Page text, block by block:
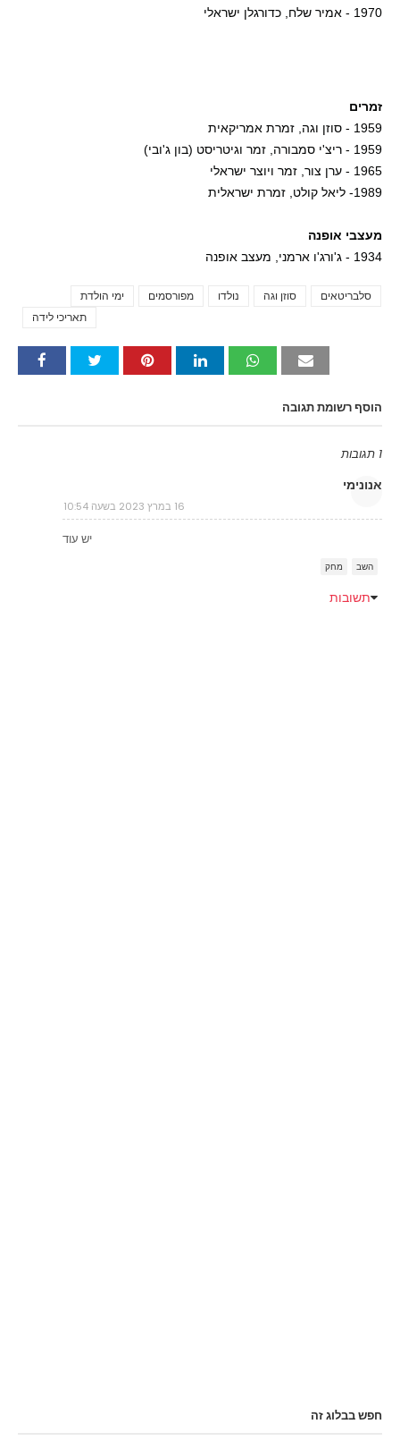
1970 - אמיר שלח, כדורגלן ישראלי
זמרים
1959 - סוזן וגה, זמרת אמריקאית
1959 - ריצ'י סמבורה, זמר וגיטריסט (בון ג'ובי)
1965 - ערן צור, זמר ויוצר ישראלי
1989- ליאל קולט, זמרת ישראלית
מעצבי אופנה
1934 - ג'ורג'ו ארמני, מעצב אופנה
ימי הולדת מפורסמים נולדו סוזן וגה
סלבריטאים
תאריכי לידה
הוסף רשומת תגובה
1 תגובות
אנונימי
16 במרץ 2023 בשעה 10:54
יש עוד
השב מחק
תשובות
חפש בבלוג זה